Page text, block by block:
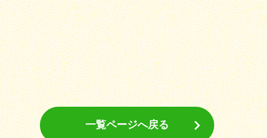
一覧ページへ戻る